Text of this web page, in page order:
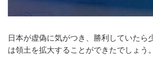
日本が虚偽に気がつき、勝利していたら
は領土を拡大することができたでしょう。